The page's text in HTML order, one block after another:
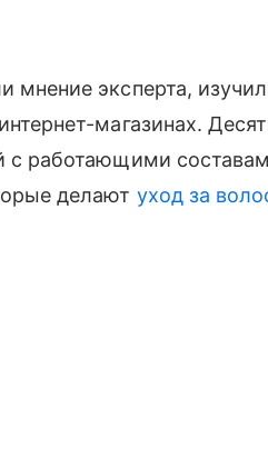
мнение эксперта,
магазинах.
с работающими
делают уход за